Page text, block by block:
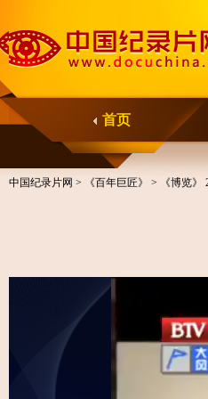
首页
中国纪录片网 > 《百年巨匠》 > 《博览》